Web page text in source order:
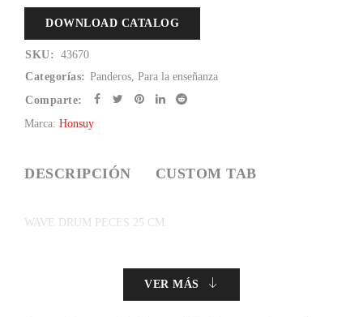
DOWNLOAD CATALOG
SKU: 43670
Categorías: Panderos, Para la enseñanza
Comparte:
Marca: Honsuy
DESCRIPCIÓN CUSTOM TAB
WAVE DRUM PECES 25 CM.
VER MÁS